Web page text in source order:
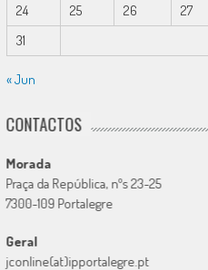
24
25 26 27
31
« Jun
CONTACTOS
Morada
Praça da República, nºs 23-25
7300-109 Portalegre
Geral
jconline(at)ipportalegre.pt